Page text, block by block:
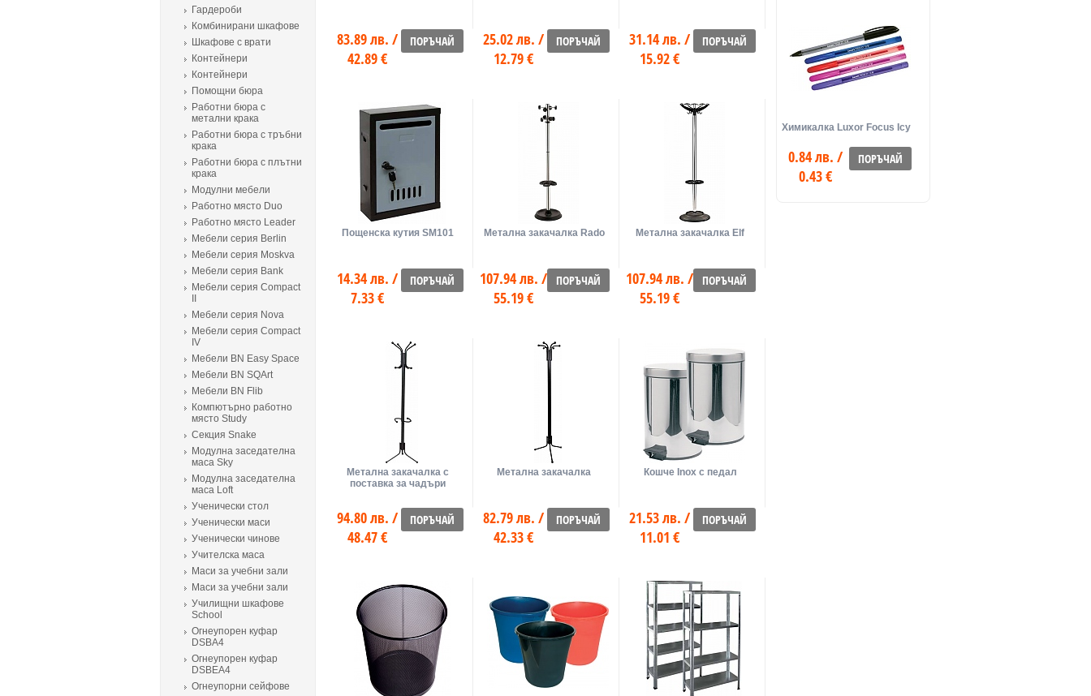
Гардероби
Комбинирани шкафове
Шкафове с врати
Контейнери
Контейнери
Помощни бюра
Работни бюра с
метални крака
Работни бюра с тръбни
крака
Работни бюра с плътни
крака
Модулни мебели
Работно място Duo
Работно място Leader
Мебели серия Berlin
Мебели серия Moskva
Мебели серия Bank
Мебели серия Compact
Мебели серия Nova
Мебели серия Compact
IV
Мебели BN Easy Space
Мебели BN SQArt
Мебели BN Flib
Компютърно работно
място Study
Секция Snake
Модулна заседателна
маса Sky
Модулна заседателна
маса Loft
Ученически стол
Ученически маси
Ученически чинове
Учителска маса
Маси за учебни зали
Маси за учебни зали
Училищни шкафове
School
Огнеупорен куфар
DSBA4
Огнеупорен куфар
DSBEA4
Огнеупорни сейфове
ПОРЪЧАЙ
83.89 лв. /
42.89 €
ПОРЪЧАЙ
25.02 лв. /
12.79 €
ПОРЪЧАЙ
31.14 лв. /
15.92 €
ПОРЪЧАЙ
14.34 лв. /
7.33 €
Пощенска кутия SM101
ПОРЪЧАЙ
107.94 лв. /
55.19 €
Метална закачалка Rado
ПОРЪЧАЙ
107.94 лв. /
55.19 €
Метална закачалка Elf
ПОРЪЧАЙ
94.80 лв. /
48.47 €
Метална закачалка с
поставка за чадъри
ПОРЪЧАЙ
82.79 лв. /
42.33 €
Метална закачалка
ПОРЪЧАЙ
21.53 лв. /
11.01 €
Кошче Inox с педал
ПОРЪЧАЙ
0.84 лв. /
0.43 €
Химикалка Luxor Focus Icy